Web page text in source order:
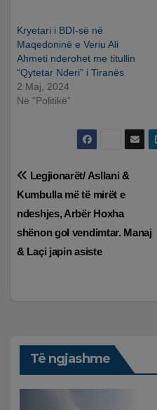
Kryetari i BDI-së në
Maqedoninë e Veriu Ali
Ahmeti nderohet me titullin
“Qytetar Nderi” i Tiranës
2 Maj, 2024
Në “Politikë”
Lëvizje
te
postimet
Legjionarët/ Asllani &
Kumbulla më të mirët e
ndeshjes, Arbër Hoxha
shënon gol vendimtar. Manaj
& Laçi japin asiste
Të ngjashme